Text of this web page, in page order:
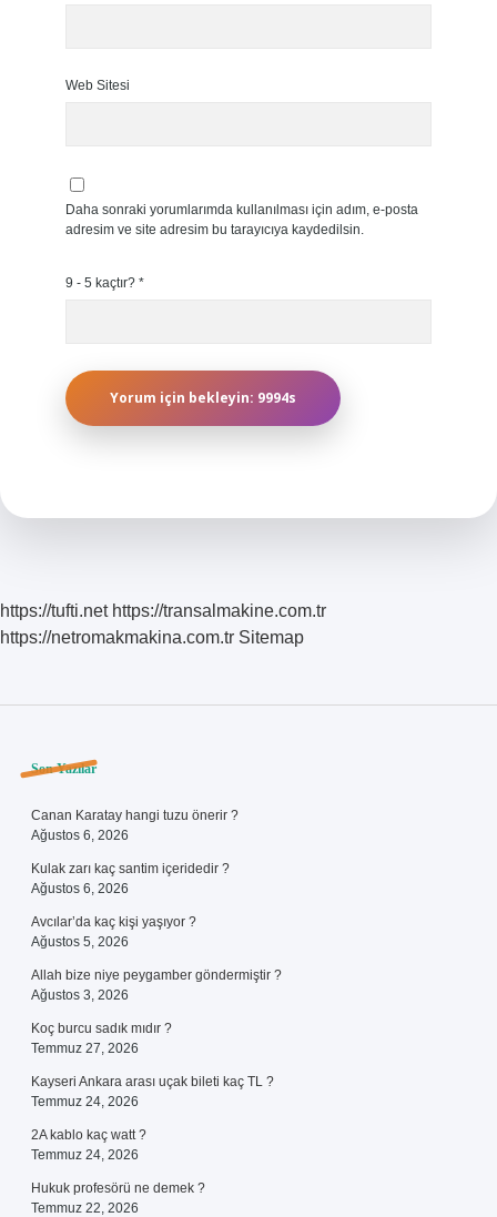
Web Sitesi
Daha sonraki yorumlarımda kullanılması için adım, e-posta
adresim ve site adresim bu tarayıcıya kaydedilsin.
9 - 5 kaçtır? *
https://tufti.net https://transalmakine.com.tr
https://netromakmakina.com.tr Sitemap
Sidebar
Son Yazılar
Canan Karatay hangi tuzu önerir ?
Ağustos 6, 2026
Kulak zarı kaç santim içeridedir ?
Ağustos 6, 2026
Avcılar’da kaç kişi yaşıyor ?
Ağustos 5, 2026
Allah bize niye peygamber göndermiştir ?
Ağustos 3, 2026
Koç burcu sadık mıdır ?
Temmuz 27, 2026
Kayseri Ankara arası uçak bileti kaç TL ?
Temmuz 24, 2026
2A kablo kaç watt ?
Temmuz 24, 2026
Hukuk profesörü ne demek ?
Temmuz 22, 2026